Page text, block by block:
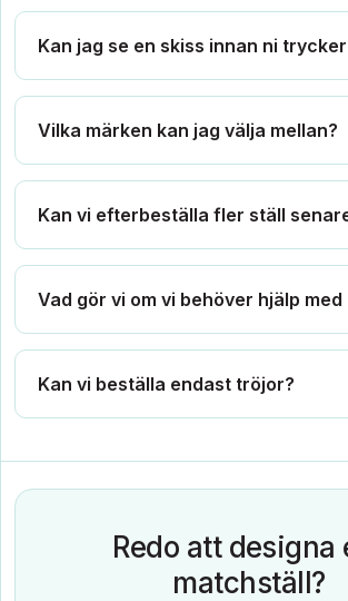
Kan jag se en skiss innan ni
Vilka märken kan jag välja mellan?
Kan vi efterbeställa fler ställ
Vad gör vi om vi behöver hjälp med
Kan vi beställa endast tröjor?
Redo att designa
matchställ?